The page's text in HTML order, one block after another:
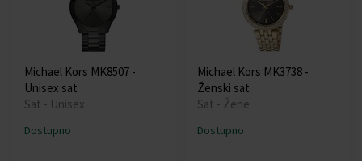
Michael Kors MK8507 -
Unisex sat
Sat - Unisex
Dostupno
Michael Kors MK3738 -
Ženski sat
Sat - Žene
Dostupno